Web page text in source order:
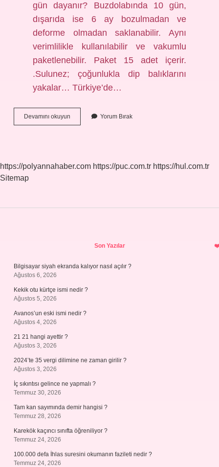
gün dayanır? Buzdolabında 10 gün,
dışarıda ise 6 ay bozulmadan ve
deforme olmadan saklanabilir. Aynı
verimlilikle kullanılabilir ve vakumlu
paketlenebilir. Paket 15 adet içerir.
.Sulunez; çoğunlukla dip balıklarını
yakalar… Türkiye’de…
Devamını okuyun Sülünez
Ne
Yorum Bırak
https://polyannahaber.com https://puc.com.tr https://hul.com.tr
Sitemap
Son Yazılar
Bilgisayar siyah ekranda kalıyor nasıl açılır ?
Ağustos 6, 2026
Kekik otu kürtçe ismi nedir ?
Ağustos 5, 2026
Avanos’un eski ismi nedir ?
Ağustos 4, 2026
21 21 hangi ayettir ?
Ağustos 3, 2026
2024’te 35 vergi dilimine ne zaman girilir ?
Ağustos 3, 2026
İç sıkıntısı gelince ne yapmalı ?
Temmuz 30, 2026
Tam kan sayımında demir hangisi ?
Temmuz 28, 2026
Karekök kaçıncı sınıfta öğreniliyor ?
Temmuz 24, 2026
100.000 defa İhlas suresini okumanın fazileti nedir ?
Temmuz 24, 2026